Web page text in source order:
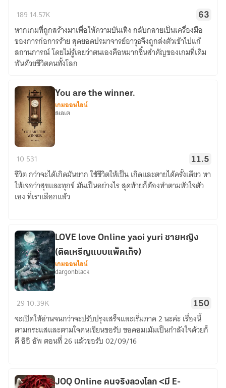
Master
189 14.57K 63
หากเกมที่ถูกสร้างมาเพื่อให้ความบันเทิง กลับกลายเป็นเครื่องมือ
ของการก่อการร้าย สุดยอดปรมาจารย์อาวุธจึงถูกส่งตัวเข้าไปแก้
สถานการณ์ โดยไม่รู้เลยว่าตนเองคือหมากชิ้นสำคัญของเกมที่เดิม
พันด้วยชีวิตคนทั้งโลก
are
the
winner.
ํํYou are the winner.
เกมออนไลน์
สเลเต
10 531 11.5
ชีวิต กว่าจะได้เกิดมันยาก ใช้ชีวิตให้เป็น เกิดและตายได้ครั้งเดียว หา
ให้เจอว่าสุขและทุกข์ มันเป็นอย่างไร สุดท้ายก็ต้องทำตามหัวใจตัว
เอง ที่เราเลือกแล้ว
love
Online
yaoi
yuri
(ติด
LOVE love Online yaoi yuri ชายหญิง
(ติดเหรีญแบบแพ็คเก็จ)
เกมออนไลน์
dargonblack
29 10.39K 150
จะเปิดให้อ่านจนกว่าจะปรับปรุงเสร็จและเริ่มภาค 2 นะค่ะ เรื่องนี้
ตามกระแสและตามใจคนเขียนขอรับ ขอคอมเม้มเป็นกำลังใจด้วยก็
ดี อิอิ อัพ ตอนที่ 26 แล้วขอรับ 02/09/16
JOQ Online คนจริงลวงโลก <มี E-